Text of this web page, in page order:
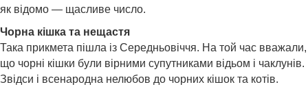
як відомо — щасливе число.
Чорна кішка та нещастя
Така прикмета пішла із Середньовіччя. На той час вважали,
що чорні кішки були вірними супутниками відьом і чаклунів.
Звідси і всенародна нелюбов до чорних кішок та котів.